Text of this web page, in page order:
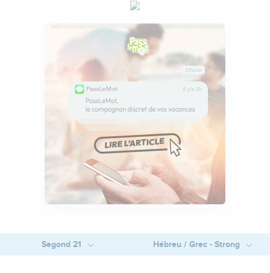
Segond 21 Hébreu / Grec - Strong